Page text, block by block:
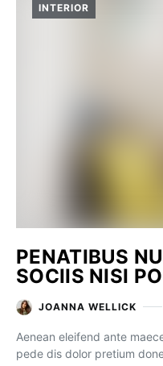
INTERIOR
PENATIBUS
SOCIIS NISI
JOANNA WELLICK
Aenean eleifend ante
pede dis dolor pretium